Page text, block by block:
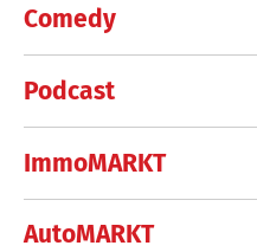
Comedy
Podcast
ImmoMARKT
AutoMARKT